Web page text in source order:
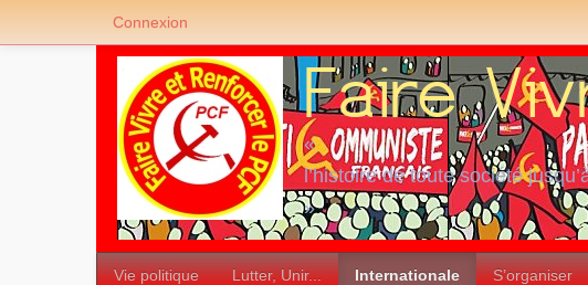
«
l’histoire de toute société
»
Vie politique Lutter, Unir... Internationale S’organiser
Connexion